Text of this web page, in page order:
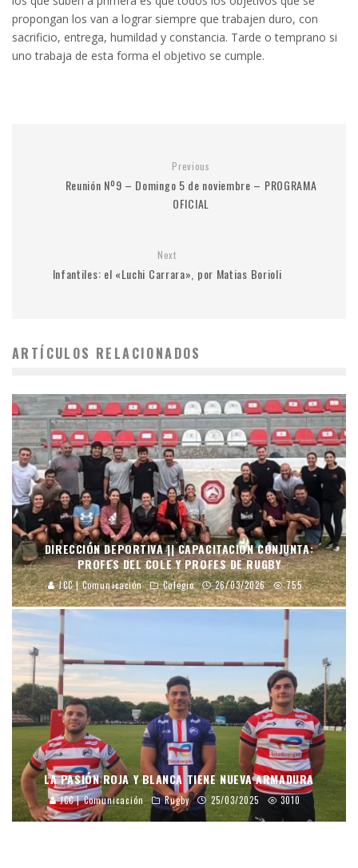
propongan los van a lograr siempre que trabajen duro, con
sacrificio, entrega, humildad y constancia. Tarde o temprano si
uno trabaja de esta forma el objetivo se cumple.
Previous
Reunión Nº9 – Domingo 5 de noviembre – PROGRAMA
OFICIAL
Next
Infantiles: el «Luchi Carrara», por Matias Borioli
ARTÍCULOS RELACIONADOS
DIRECCIÓN DEPORTIVA || CAPACITACIÓN CONJUNTA:
PROFES DEL COLE Y PROFES DE RUGBY
JCC | Comunicación Colegio 26/03/2026 755
LA PASIÓN ROJA Y BLANCA TIENE NUEVA ARMADURA
JCC | Comunicación Rugby 25/03/2025 3010